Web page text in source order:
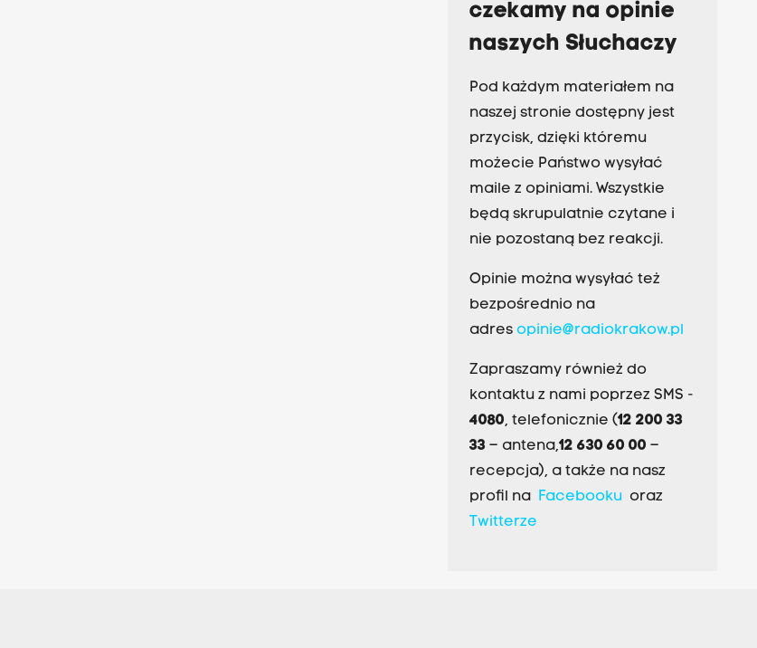
czekamy na opinie
naszych Słuchaczy
Pod każdym materiałem na
naszej stronie dostępny jest
przycisk, dzięki któremu
możecie Państwo wysyłać
maile z opiniami. Wszystkie
będą skrupulatnie czytane i
nie pozostaną bez reakcji.
Opinie można wysyłać też
bezpośrednio na
adres opinie@radiokrakow.pl
Zapraszamy również do
kontaktu z nami poprzez SMS -
4080, telefonicznie (12 200 33
33– antena,12 630 60 00 –
recepcja), a także na nasz
profil na Facebookuoraz
Twitterze